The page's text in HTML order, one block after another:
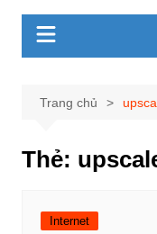
Trang chủ
Thẻ:
Internet